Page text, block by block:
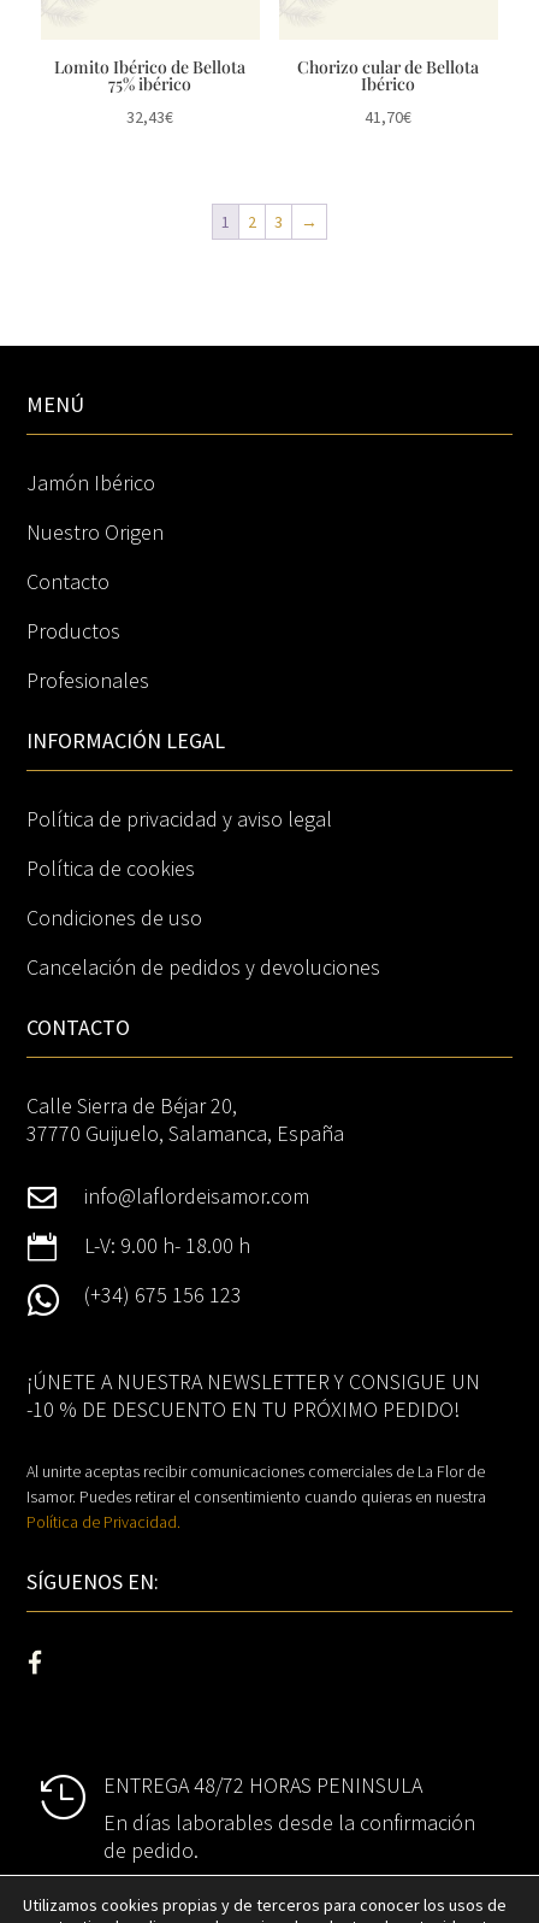
Lomito Ibérico de Bellota
75% ibérico
32,43€
Chorizo cular de Bellota
Ibérico
41,70€
1 2 3 →
MENÚ
Jamón Ibérico
Nuestro Origen
Contacto
Productos
Profesionales
INFORMACIÓN LEGAL
Política de privacidad y aviso legal
Política de cookies
Condiciones de uso
Cancelación de pedidos y devoluciones
CONTACTO
Calle Sierra de Béjar 20,
37770 Guijuelo, Salamanca, España
 info@laflordeisamor.com
 L-V: 9.00 h- 18.00 h
 (+34) 675 156 123
¡ÚNETE A NUESTRA NEWSLETTER Y CONSIGUE UN
-10 % DE DESCUENTO EN TU PRÓXIMO PEDIDO!
Al unirte aceptas recibir comunicaciones comerciales de La Flor de
Isamor. Puedes retirar el consentimiento cuando quieras en nuestra
Política de Privacidad.
SÍGUENOS EN:

ENTREGA 48/72 HORAS PENINSULA
En días laborables desde la confirmación
de pedido.
Utilizamos cookies propias y de terceros para conocer los usos de